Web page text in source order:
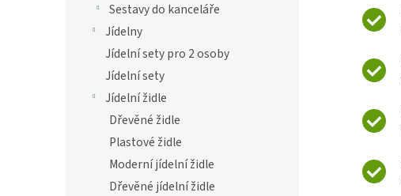
Sestavy do kanceláře
Jídelny
Jídelní sety pro 2 osoby
Jídelní sety
Jídelní židle
Dřevěné židle
Plastové židle
Moderní jídelní židle
Dřevěné jídelní židle